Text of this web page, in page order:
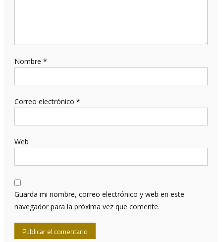
Nombre *
Correo electrónico *
Web
Guarda mi nombre, correo electrónico y web en este
navegador para la próxima vez que comente.